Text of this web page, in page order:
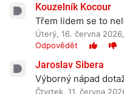
Kouzelník Kocour
Třem lidem se to
Úterý, 16. června
Odpovědět
Jaroslav Sibera
Výborný nápad
Čtvrtek, 11. června